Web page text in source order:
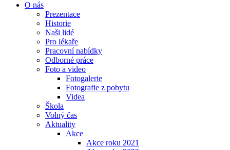
O nás
Prezentace
Historie
Naši lidé
Pro lékaře
Pracovní nabídky
Odborné práce
Foto a video
Fotogalerie
Fotografie z pobytu
Videa
Škola
Volný čas
Aktuality
Akce
Akce roku 2021